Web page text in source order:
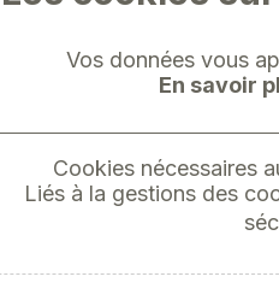
Vos données vous
En savoir
Cookies nécessaires
Liés à la gestions des